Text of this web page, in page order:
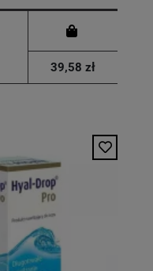
39,58 zł